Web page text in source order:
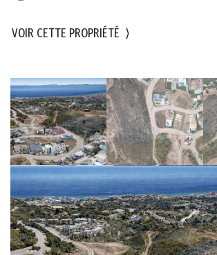
VOIR CETTE PROPRIÉTÉ ⟩